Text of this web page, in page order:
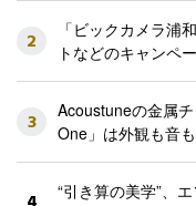
2
「ビックカメラ
トなどのキャンペ
3
Acoustuneの金属
One」は外観も音
“引き算の美学”、